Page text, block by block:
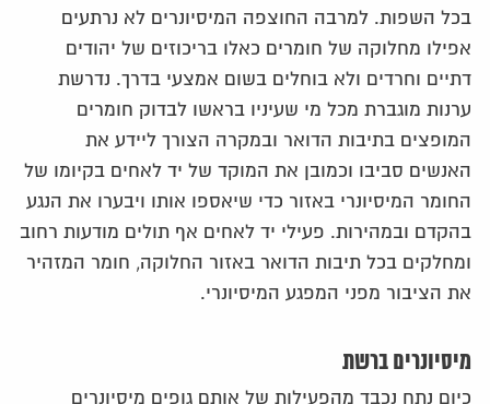
בכל השפות. למרבה החוצפה המיסיונרים לא נרתעים
אפילו מחלוקה של חומרים כאלו בריכוזים של יהודים
דתיים וחרדים ולא בוחלים בשום אמצעי בדרך. נדרשת
ערנות מוגברת מכל מי שעיניו בראשו לבדוק חומרים
המופצים בתיבות הדואר ובמקרה הצורך ליידע את
האנשים סביבו וכמובן את המוקד של יד לאחים בקיומו של
החומר המיסיונרי באזור כדי שיאספו אותו ויבערו את הנגע
בהקדם ובמהירות. פעילי יד לאחים אף תולים מודעות רחוב
ומחלקים בכל תיבות הדואר באזור החלוקה, חומר המזהיר
את הציבור מפני המפגע המיסיונרי.
מיסיונרים ברשת
כיום נתח נכבד מהפעילות של אותם גופים מיסיונרים